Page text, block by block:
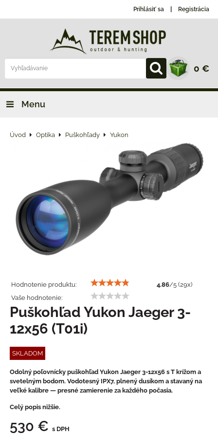
Prihlásiť sa Registrácia
0 €
Menu
Úvod Optika Puškohľady Yukon
Hodnotenie produktu: 4.86/5 (29x)
Vaše hodnotenie:
Puškohľad Yukon Jaeger 3-
12x56 (T01i)
SKLADOM
Odolný poľovnícky puškohľad Yukon Jaeger 3-12x56 s T krížom a
svetelným bodom. Vodotesný IPX7, plnený dusíkom a stavaný na
veľké kalibre — presné zamierenie za každého počasia.
Celý popis nižšie.
530 € s DPH